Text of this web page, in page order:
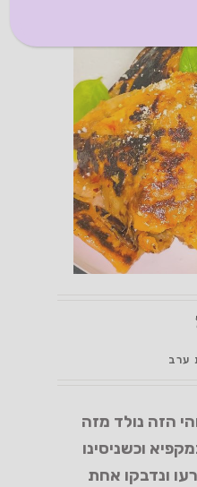
ערב
הזה נולד מזה
וכשניסינו
ונדבקו אחת